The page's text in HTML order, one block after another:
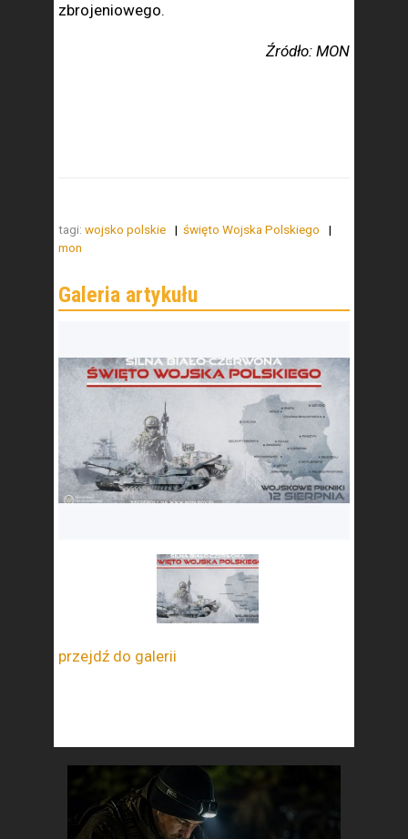
zbrojeniowego.
Źródło: MON
tagi: wojsko polskie
święto Wojska Polskiego
mon
przejdź do galerii